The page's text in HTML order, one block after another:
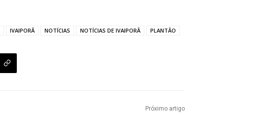
IVAIPORÃ NOTÍCIAS NOTÍCIAS DE IVAIPORÃ
PLANTÃO
Próximo artigo